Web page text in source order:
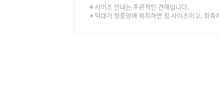
※ 사이즈 안내는 주관적인 견해입니다.
※ 막대가 정중앙에 위치하면 정 사이즈이고, 좌